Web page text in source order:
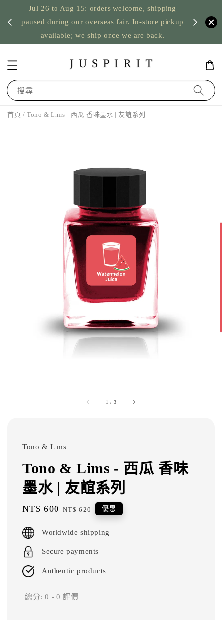
Jul 26 to Aug 15: orders welcome, shipping
paused during our overseas fair. In-store pickup
available; we ship once we are back.
US
搜尋
首頁 / Tono & Lims - 西瓜 香味墨水 | 友誼系列
1 / 3
Tono & Lims
Tono & Lims - 西瓜 香味
墨水 | 友誼系列
Sale
NT$ 600 Regular
NT$ 620 優惠
Worldwide shipping
Secure payments
Authentic products
總分:0 - 0 評價